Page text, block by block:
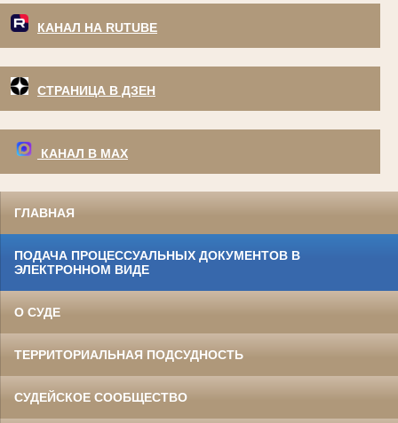
КАНАЛ НА RUTUBE
СТРАНИЦА В ДЗЕН
КАНАЛ В МАХ
ГЛАВНАЯ
ПОДАЧА ПРОЦЕССУАЛЬНЫХ ДОКУМЕНТОВ В
ЭЛЕКТРОННОМ ВИДЕ
О СУДЕ
ТЕРРИТОРИАЛЬНАЯ ПОДСУДНОСТЬ
СУДЕЙСКОЕ СООБЩЕСТВО